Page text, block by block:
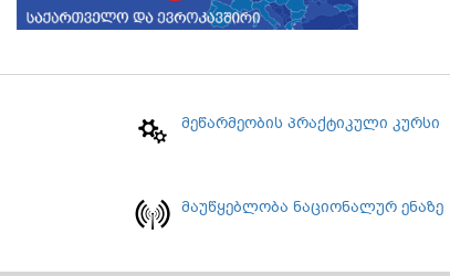
მეწარმეობის პრაქტიკული კურსი
მაუწყებლობა ნაციონალურ ენაზე